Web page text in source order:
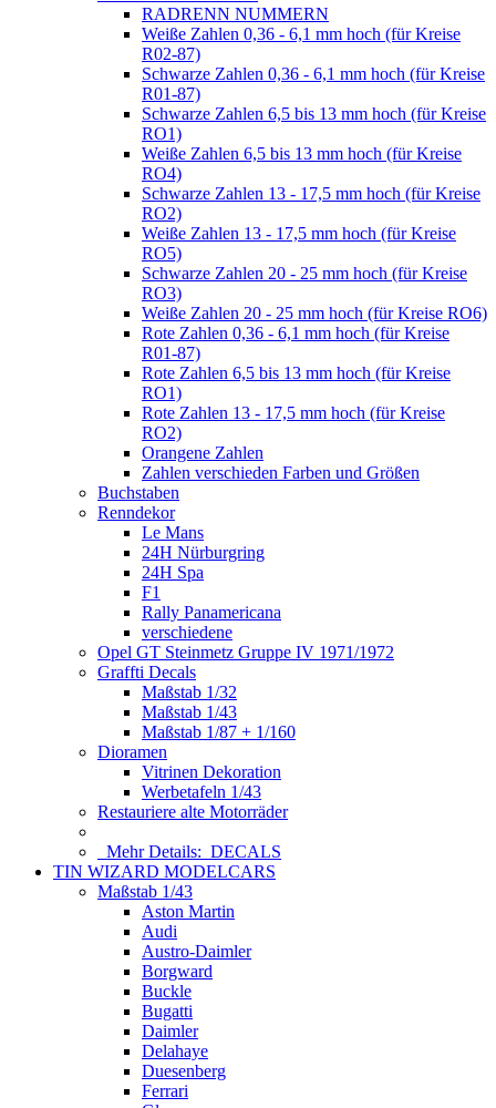
RADRENN NUMMERN
Weiße Zahlen 0,36 - 6,1 mm hoch (für Kreise
R02-87)
Schwarze Zahlen 0,36 - 6,1 mm hoch (für Kreise
R01-87)
Schwarze Zahlen 6,5 bis 13 mm hoch (für Kreise
RO1)
Weiße Zahlen 6,5 bis 13 mm hoch (für Kreise
RO4)
Schwarze Zahlen 13 - 17,5 mm hoch (für Kreise
RO2)
Weiße Zahlen 13 - 17,5 mm hoch (für Kreise
RO5)
Schwarze Zahlen 20 - 25 mm hoch (für Kreise
RO3)
Weiße Zahlen 20 - 25 mm hoch (für Kreise RO6)
Rote Zahlen 0,36 - 6,1 mm hoch (für Kreise
R01-87)
Rote Zahlen 6,5 bis 13 mm hoch (für Kreise
RO1)
Rote Zahlen 13 - 17,5 mm hoch (für Kreise
RO2)
Orangene Zahlen
Zahlen verschieden Farben und Größen
Buchstaben
Renndekor
Le Mans
24H Nürburgring
24H Spa
F1
Rally Panamericana
verschiedene
Opel GT Steinmetz Gruppe IV 1971/1972
Graffti Decals
Maßstab 1/32
Maßstab 1/43
Maßstab 1/87 + 1/160
Dioramen
Vitrinen Dekoration
Werbetafeln 1/43
Restauriere alte Motorräder
Mehr Details: DECALS
TIN WIZARD MODELCARS
Maßstab 1/43
Aston Martin
Audi
Austro-Daimler
Borgward
Buckle
Bugatti
Daimler
Delahaye
Duesenberg
Ferrari